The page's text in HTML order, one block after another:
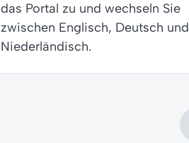
das Portal zu und wechseln Sie
zwischen Englisch, Deutsch und
Niederländisch.